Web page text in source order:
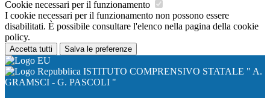
Cookie necessari per il funzionamento
I cookie necessari per il funzionamento non possono essere
disabilitati. È possibile consultare l'elenco nella pagina della cookie
policy.
Accetta tutti Salva le preferenze
ISTITUTO COMPRENSIVO STATALE " A.
GRAMSCI - G. PASCOLI "